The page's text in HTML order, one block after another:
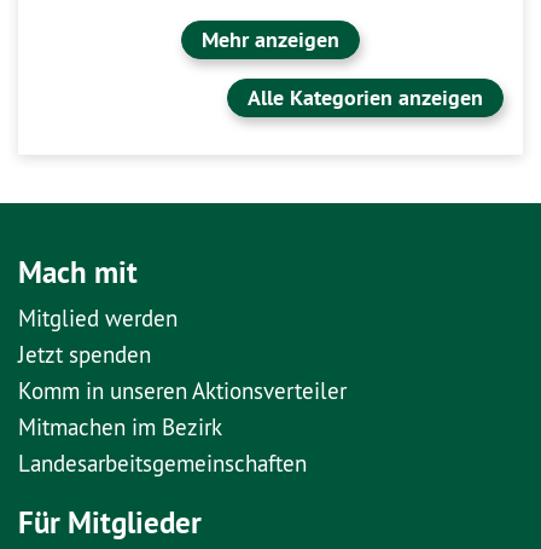
Mehr anzeigen
Alle Kategorien anzeigen
Mach mit
Mitglied werden
Jetzt spenden
Komm in unseren Aktionsverteiler
Mitmachen im Bezirk
Landesarbeitsgemeinschaften
Für Mitglieder